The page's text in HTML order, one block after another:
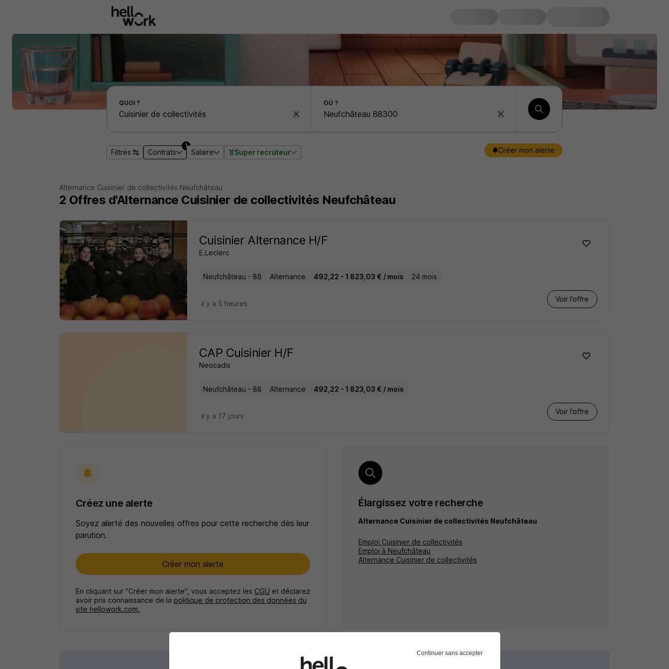
Effectuer une recherche d'emploi par localité
QUOI ? OÙ ?
Filtres Contrats
1
Salaire Super recruteur Créer mon alerte
Alternance Cuisinier de collectivités Neufchâteau
2 Offres d'Alternance Cuisinier de collectivités Neufchâteau
Cuisinier Alternance H/F
E.Leclerc
Neufchâteau - 88 Alternance 492,22 - 1 823,03 € / mois 24 mois
Voir l’offre
il y a 5 heures
CAP Cuisinier H/F
Neocadis
Neufchâteau - 88 Alternance 492,22 - 1 823,03 € / mois
Voir l’offre
il y a 17 jours
Créez une alerte
Soyez alerté des nouvelles offres pour cette recherche dès leur
parution.
Créer mon alerte
En cliquant sur "Créer mon alerte", vous acceptez les CGU et déclarez
avoir pris connaissance de la politique de protection des données du
site hellowork.com.
Élargissez votre recherche
Alternance Cuisinier de collectivités Neufchâteau
Emploi Cuisinier de collectivités
Emploi à Neufchâteau
Alternance Cuisinier de collectivités
Continuer sans accepter